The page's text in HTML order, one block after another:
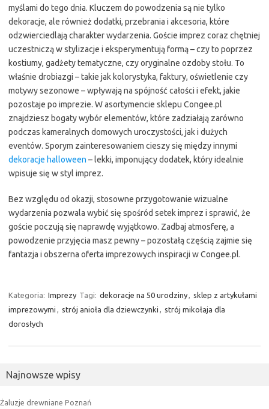
myślami do tego dnia. Kluczem do powodzenia są nie tylko
dekoracje, ale również dodatki, przebrania i akcesoria, które
odzwierciedlają charakter wydarzenia. Goście imprez coraz chętniej
uczestniczą w stylizacje i eksperymentują formą – czy to poprzez
kostiumy, gadżety tematyczne, czy oryginalne ozdoby stołu. To
właśnie drobiazgi – takie jak kolorystyka, faktury, oświetlenie czy
motywy sezonowe – wpływają na spójność całości i efekt, jakie
pozostaje po imprezie. W asortymencie sklepu Congee.pl
znajdziesz bogaty wybór elementów, które zadziałają zarówno
podczas kameralnych domowych uroczystości, jak i dużych
eventów. Sporym zainteresowaniem cieszy się między innymi
dekoracje halloween – lekki, imponujący dodatek, który idealnie
wpisuje się w styl imprez.
Bez względu od okazji, stosowne przygotowanie wizualne
wydarzenia pozwala wybić się spośród setek imprez i sprawić, że
goście poczują się naprawdę wyjątkowo. Zadbaj atmosferę, a
powodzenie przyjęcia masz pewny – pozostałą częścią zajmie się
fantazja i obszerna oferta imprezowych inspiracji w Congee.pl.
Kategoria: Imprezy Tagi: dekoracje na 50 urodziny, sklep z artykułami
imprezowymi , strój anioła dla dziewczynki , strój mikołaja dla
dorosłych
Najnowsze wpisy
Żaluzje drewniane Poznań